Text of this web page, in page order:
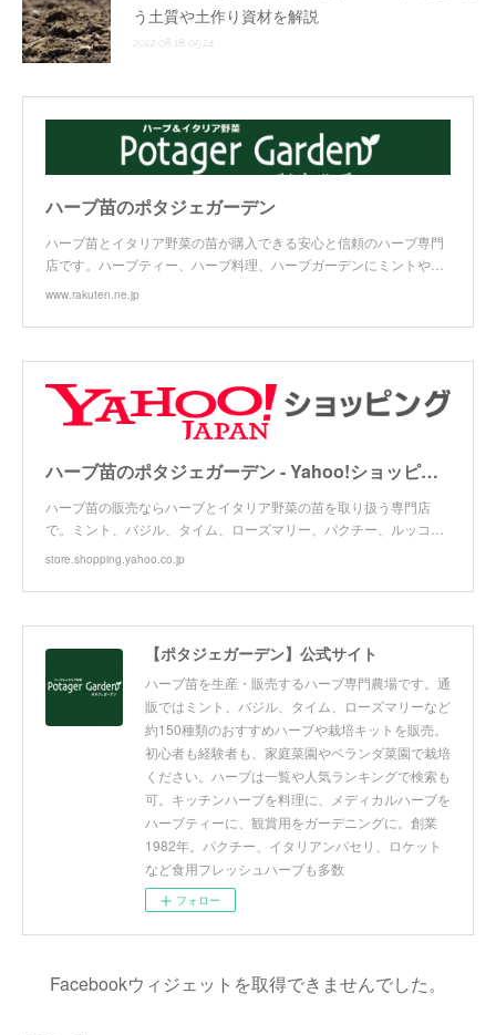
う土質や土作り資材を解説
2022.08.18 05:24
ハーブ苗のポタジェガーデン
ハーブ苗とイタリア野菜の苗が購入できる安心と信頼のハーブ専門
店です。ハーブティー、ハーブ料理、ハーブガーデンにミントや…
www.rakuten.ne.jp
ハーブ苗のポタジェガーデン - Yahoo!ショッピング
ハーブ苗の販売ならハーブとイタリア野菜の苗を取り扱う専門店
で。ミント、バジル、タイム、ローズマリー、パクチー、ルッコ…
store.shopping.yahoo.co.jp
【ポタジェガーデン】公式サイト
ハーブ苗を生産・販売するハーブ専門農場です。通
販ではミント、バジル、タイム、ローズマリーなど
約150種類のおすすめハーブや栽培キットを販売。
初心者も経験者も、家庭菜園やベランダ菜園で栽培
ください。ハーブは一覧や人気ランキングで検索も
可。キッチンハーブを料理に、メディカルハーブを
ハーブティーに、観賞用をガーデニングに。創業
1982年。パクチー、イタリアンパセリ、ロケット
など食用フレッシュハーブも多数
フォロー
Facebookウィジェットを取得できませんでした。